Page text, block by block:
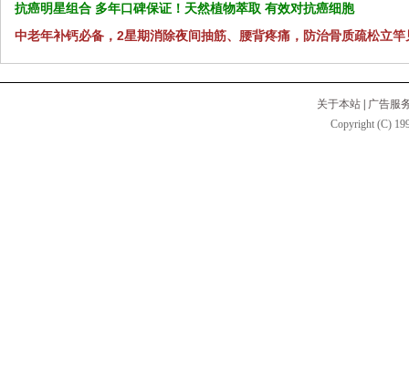
抗癌明星组合 多年口碑保证！天然植物萃取 有效对抗癌细胞
中老年补钙必备，2星期消除夜间抽筋、腰背疼痛，防治骨质疏松立竿
关于本站
广告服
Copyright (C)